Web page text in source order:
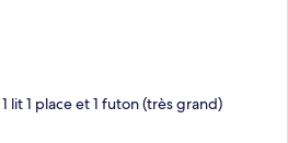
lit 1 place et 1 futon (très grand)